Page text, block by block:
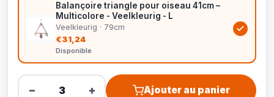
Balançoire triangle pour oiseau 41cm –
Multicolore - Veelkleurig - L
Veelkleurig · 79cm
€31,24
Disponible
− + Ajouter au panier